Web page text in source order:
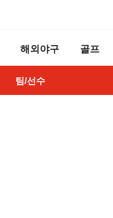
해외야구 골프
팀/선수